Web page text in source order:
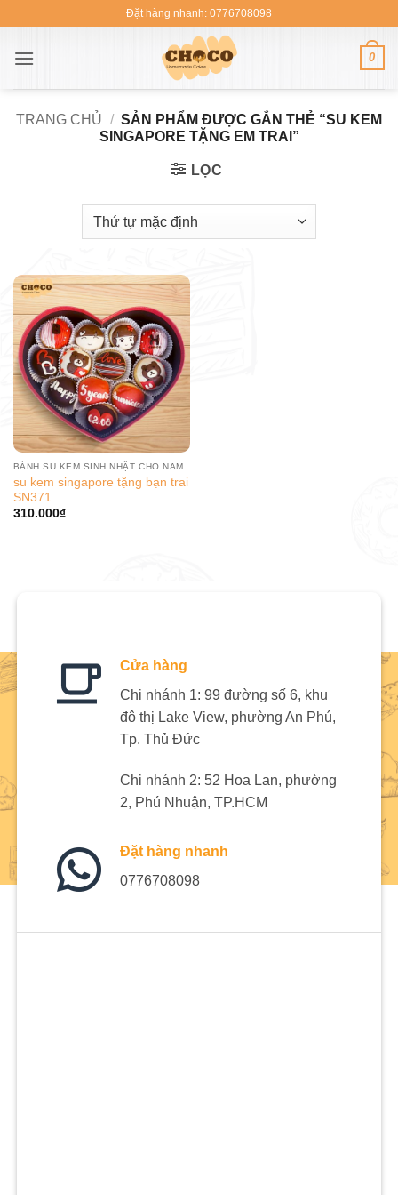
nội
Đặt hàng nhanh: 0776708098
0
TRANG CHỦ / SẢN PHẨM ĐƯỢC GẮN THẺ “SU KEM
SINGAPORE TẶNG EM TRAI”
LỌC
BÁNH SU KEM SINH NHẬT CHO NAM
su kem singapore tặng bạn trai
SN371
310.000₫
Cửa hàng
Chi nhánh 1: 99 đường số 6, khu
đô thị Lake View, phường An Phú,
Tp. Thủ Đức
Chi nhánh 2: 52 Hoa Lan, phường
2, Phú Nhuận, TP.HCM
Đặt hàng nhanh
0776708098